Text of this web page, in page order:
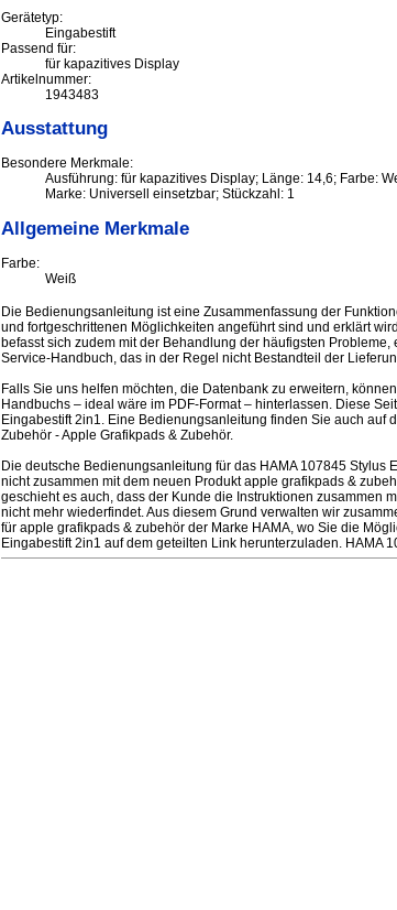
Gerätetyp:
Eingabestift
Passend für:
für kapazitives Display
Artikelnummer:
1943483
Ausstattung
Besondere Merkmale:
Ausführung: für kapazitives Display; Länge: 14,6; Farbe:
Marke: Universell einsetzbar; Stückzahl: 1
Allgemeine Merkmale
Farbe:
Weiß
Die Bedienungsanleitung ist eine Zusammenfassung der
und fortgeschrittenen Möglichkeiten angeführt sind und erklärt
befasst sich zudem mit der Behandlung der häufigsten
Service-Handbuch, das in der Regel nicht Bestandteil der
Falls Sie uns helfen möchten, die Datenbank zu erweitern,
Handbuchs – ideal wäre im PDF-Format – hinterlassen. Diese
Eingabestift 2in1. Eine Bedienungsanleitung finden Sie auch auf
Zubehör - Apple Grafikpads & Zubehör.
Die deutsche Bedienungsanleitung für das HAMA 107845
nicht zusammen mit dem neuen Produkt apple grafikpads &
geschieht es auch, dass der Kunde die Instruktionen zusammen
nicht mehr wiederfindet. Aus diesem Grund verwalten wir
für apple grafikpads & zubehör der Marke HAMA, wo Sie die
Eingabestift 2in1 auf dem geteilten Link herunterzuladen. HAMA